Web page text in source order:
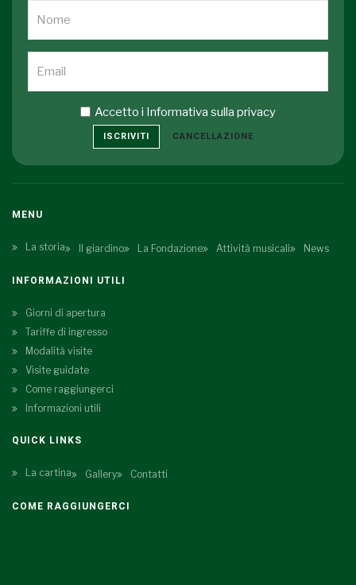
Accetto i Informativa sulla privacy
ISCRIVITI CANCELLAZIONE
MENU
La storia Il giardino La Fondazione Attività musicali News
INFORMAZIONI UTILI
Giorni di apertura
Tariffe di ingresso
Modalità visite
Visite guidate
Come raggiungerci
Informazioni utili
QUICK LINKS
La cartina Gallery Contatti
COME RAGGIUNGERCI